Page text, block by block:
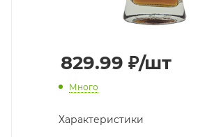
829.99 ₽/шт
Много
Характеристики